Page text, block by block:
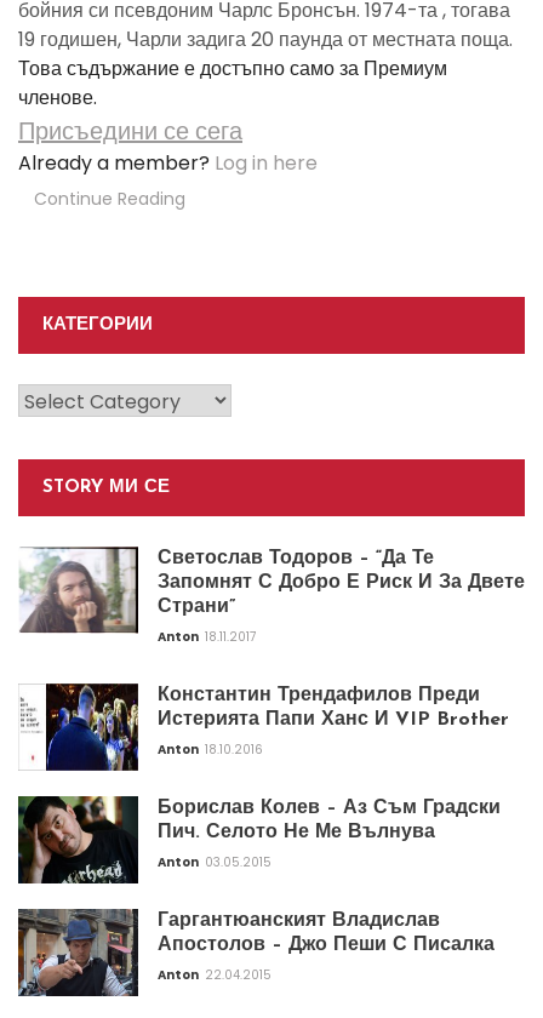
бойния си псевдоним Чарлс Бронсън. 1974-та , тогава
19 годишен, Чарли задига 20 паунда от местната поща.
Това съдържание е достъпно само за Премиум
членове.
Присъедини се сега
Already a member? Log in here
Continue Reading
КАТЕГОРИИ
Категории
STORY МИ СЕ
Светослав Тодоров – “Да Те
Запомнят С Добро Е Риск И За Двете
Страни”
Anton 18.11.2017
Константин Трендафилов Преди
Истерията Папи Ханс И VIP Brother
Anton 18.10.2016
Борислав Колев – Аз Съм Градски
Пич. Селото Не Ме Вълнува
Anton 03.05.2015
Гаргантюанският Владислав
Апостолов – Джо Пеши С Писалка
Anton 22.04.2015